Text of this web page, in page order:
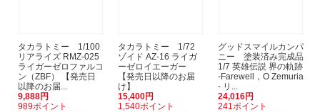
タカラトミー 1/100
リアライズ RMZ-025
ライガーゼロファルコ
ン（ZBF） 【発売日
以降のお届...
9,888円
989ポイント
タカラトミー 1/72
ゾイド AZ-16 ライガ
ーゼロイエーガー
【発売日以降のお届
け】
15,400円
1,540ポイント
グッドスマイルカンパ
ニー 塗装済み完成品
1/7 英雄伝説 界の軌跡
-Farewell，O Zemuria
- リ...
24,016円
241ポイント